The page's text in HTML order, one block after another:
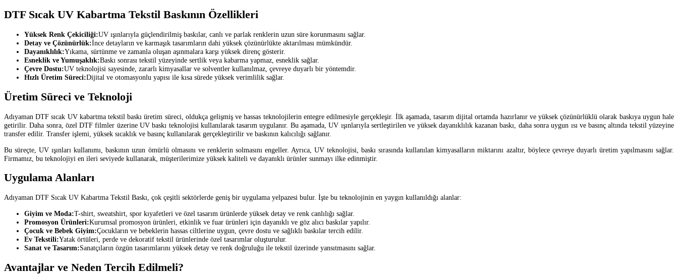
DTF Sıcak UV Kabartma Tekstil Baskının Özellikleri
Yüksek Renk Çekiciliği:UV ışınlarıyla güçlendirilmiş baskılar, canlı ve parlak renklerin uzun süre korunmasını sağlar.
Detay ve Çözünürlük:İnce detayların ve karmaşık tasarımların dahi yüksek çözünürlükte aktarılması mümkündür.
Dayanıklılık:Yıkama, sürtünme ve zamanla oluşan aşınmalara karşı yüksek direnç gösterir.
Esneklik ve Yumuşaklık:Baskı sonrası tekstil yüzeyinde sertlik veya kabarma yapmaz, esneklik sağlar.
Çevre Dostu:UV teknolojisi sayesinde, zararlı kimyasallar ve solventler kullanılmaz, çevreye duyarlı bir yöntemdir.
Hızlı Üretim Süreci:Dijital ve otomasyonlu yapısı ile kısa sürede yüksek verimlilik sağlar.
Üretim Süreci ve Teknoloji
Adıyaman DTF sıcak UV kabartma tekstil baskı üretim süreci, oldukça gelişmiş ve hassas teknolojilerin entegre edilmesiyle gerçekleşir. İlk aşamada, tasarım dijital ortamda hazırlanır ve yüksek çözünürlüklü olarak baskıya uygun hale
getirilir. Daha sonra, özel DTF filmler üzerine UV baskı teknolojisi kullanılarak tasarım uygulanır. Bu aşamada, UV ışınlarıyla sertleştirilen ve yüksek dayanıklılık kazanan baskı, daha sonra uygun ısı ve basınç altında tekstil yüzeyine
transfer edilir. Transfer işlemi, yüksek sıcaklık ve basınç kullanılarak gerçekleştirilir ve baskının kalıcılığı sağlanır.
Bu süreçte, UV ışınları kullanımı, baskının uzun ömürlü olmasını ve renklerin solmasını engeller. Ayrıca, UV teknolojisi, baskı sırasında kullanılan kimyasalların miktarını azaltır, böylece çevreye duyarlı üretim yapılmasını sağlar.
Firmamız, bu teknolojiyi en ileri seviyede kullanarak, müşterilerimize yüksek kaliteli ve dayanıklı ürünler sunmayı ilke edinmiştir.
Uygulama Alanları
Adıyaman DTF Sıcak UV Kabartma Tekstil Baskı, çok çeşitli sektörlerde geniş bir uygulama yelpazesi bulur. İşte bu teknolojinin en yaygın kullanıldığı alanlar:
Giyim ve Moda:T-shirt, sweatshirt, spor kıyafetleri ve özel tasarım ürünlerde yüksek detay ve renk canlılığı sağlar.
Promosyon Ürünleri:Kurumsal promosyon ürünleri, etkinlik ve fuar ürünleri için dayanıklı ve göz alıcı baskılar yapılır.
Çocuk ve Bebek Giyim:Çocukların ve bebeklerin hassas ciltlerine uygun, çevre dostu ve sağlıklı baskılar tercih edilir.
Ev Tekstili:Yatak örtüleri, perde ve dekoratif tekstil ürünlerinde özel tasarımlar oluşturulur.
Sanat ve Tasarım:Sanatçıların özgün tasarımlarını yüksek detay ve renk doğruluğu ile tekstil üzerinde yansıtmasını sağlar.
Avantajlar ve Neden Tercih Edilmeli?